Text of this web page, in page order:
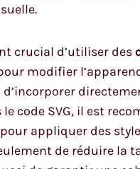
crucial d’utiliser des
modifier
d’incorporer
code SVG, il est
appliquer des
de réduire la